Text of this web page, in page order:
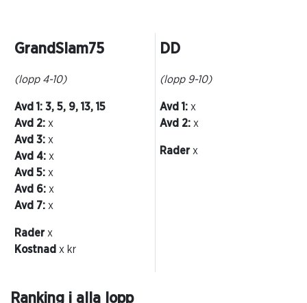
GrandSlam75
(lopp 4-10)
Avd 1: 3, 5, 9, 13, 15
Avd 2:x
Avd 3:x
Avd 4:x
Avd 5:x
Avd 6:x
Avd 7:x
Raderx
Kostnad x kr
DD
(lopp 9-10)
Avd 1: x
Avd 2:x
Raderx
Ranking i alla lopp